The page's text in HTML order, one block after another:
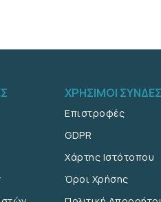
ΧΡΗΣΙΜΟΙ
Επιστροφές
GDPR
Χάρτης Ιστότοπου
Όροι Χρήσης